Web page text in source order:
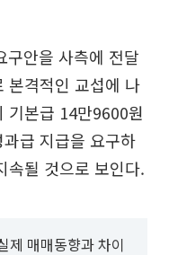
구안을 사측에 전달
본격적인 교섭에 나
기본급 14만9600원
급 지급을 요구하
속될 것으로 보인다.
제 매매동향과 차이